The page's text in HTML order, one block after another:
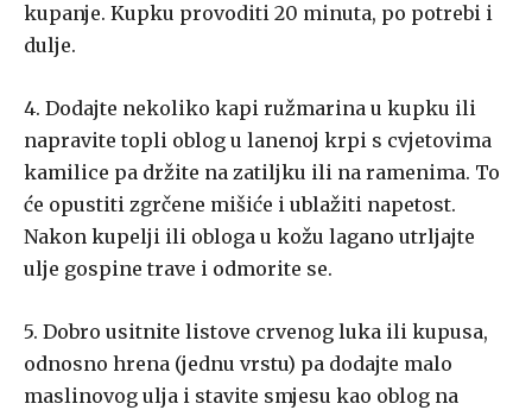
kupanje. Kupku provoditi 20 minuta, po potrebi i
dulje.
4. Dodajte nekoliko kapi ružmarina u kupku ili
napravite topli oblog u lanenoj krpi s cvjetovima
kamilice pa držite na zatiljku ili na ramenima. To
će opustiti zgrčene mišiće i ublažiti napetost.
Nakon kupelji ili obloga u kožu lagano utrljajte
ulje gospine trave i odmorite se.
5. Dobro usitnite listove crvenog luka ili kupusa,
odnosno hrena (jednu vrstu) pa dodajte malo
maslinovog ulja i stavite smjesu kao oblog na